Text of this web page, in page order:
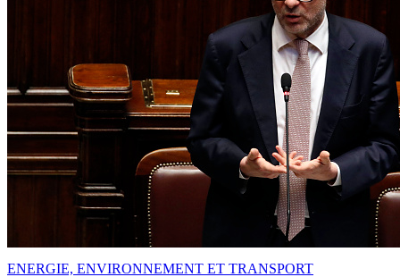
ENERGIE, ENVIRONNEMENT ET TRANSPORT